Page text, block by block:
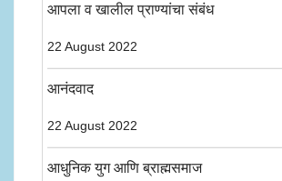
आपला व खालील प्राण्यांचा संबंध
22 August 2022
आनंदवाद
22 August 2022
आधुनिक युग आणि ब्राह्मसमाज